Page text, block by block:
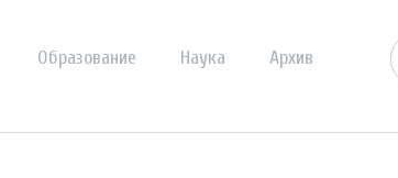
Образование Наука Архив